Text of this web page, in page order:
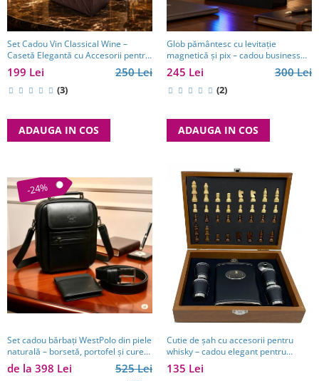
Set Cadou Vin Classical Wine –
Casetă Elegantă cu Accesorii pentru
Vin
250 Lei
199 Lei
(3)
ADAUGA IN COS
Glob pământesc cu levitație
magnetică și pix – cadou business
pentru bărbați pasionați de
tehnologie și călătorii
300 Lei
245 Lei
(2)
ADAUGA IN COS
-24%
Set cadou bărbați WestPolo din piele
naturală – borsetă, portofel și curea
premium
525 Lei
de la 398 Lei
Cutie de șah cu accesorii pentru
whisky – cadou elegant pentru
bărbați pasionați de strategie. TOP
10 Cadouri Barbati
135 Lei